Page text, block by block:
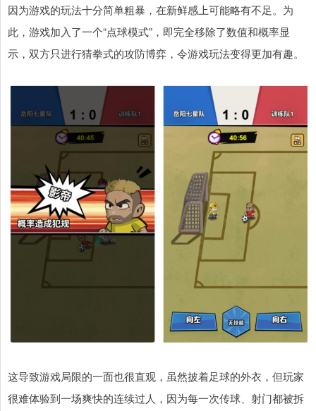
因为游戏的玩法十分简单粗暴，在新鲜感上可能略有不足。为
此，游戏加入了一个“点球模式”，即完全移除了数值和概率显
示，双方只进行猜拳式的攻防博弈，令游戏玩法变得更加有趣。
这导致游戏局限的一面也很直观，虽然披着足球的外衣，但玩家
很难体验到一场爽快的连续过人，因为每一次传球、射门都被拆